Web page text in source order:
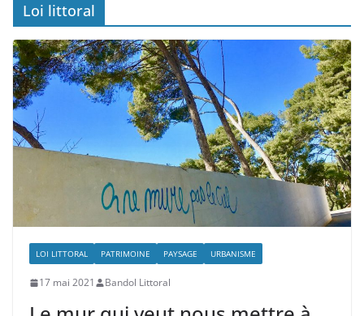
Loi littoral
LOI LITTORAL PATRIMOINE PAYSAGE URBANISME
17 mai 2021 Bandol Littoral